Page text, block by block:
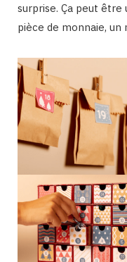
surprise. Ça peut être
pièce de monnaie, un